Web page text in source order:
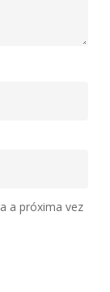
a próxima vez